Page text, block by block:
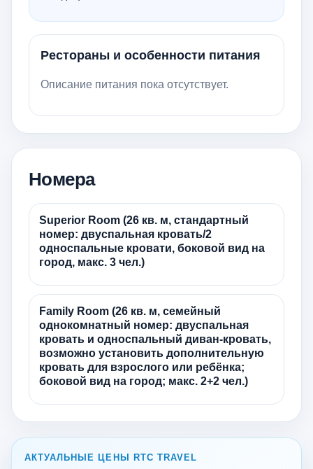
Рестораны и особенности питания
Описание питания пока отсутствует.
Номера
Superior Room (26 кв. м, стандартный
номер: двуспальная кровать/2
односпальные кровати, боковой вид на
город, макс. 3 чел.)
Family Room (26 кв. м, семейный
однокомнатный номер: двуспальная
кровать и односпальный диван-кровать,
возможно установить дополнительную
кровать для взрослого или ребёнка;
боковой вид на город; макс. 2+2 чел.)
АКТУАЛЬНЫЕ ЦЕНЫ RTC TRAVEL